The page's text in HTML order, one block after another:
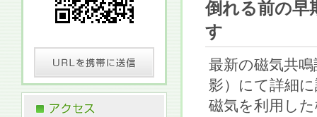
倒れる前の早
す
最新の磁気共
影）にて詳細
磁気を利用し